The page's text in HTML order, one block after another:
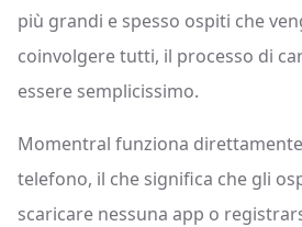
più grandi e spesso ospiti che
coinvolgere tutti, il processo di
essere semplicissimo.
Momentral funziona
telefono, il che significa che gli
scaricare nessuna app o